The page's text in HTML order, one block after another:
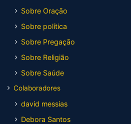
Sobre Oração
Sobre política
Sobre Pregação
Sobre Religião
Sobre Saúde
Colaboradores
david messias
Debora Santos